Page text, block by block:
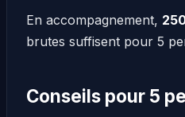
En accompagnement,
brutes suffisent pour 5
Conseils pour 5